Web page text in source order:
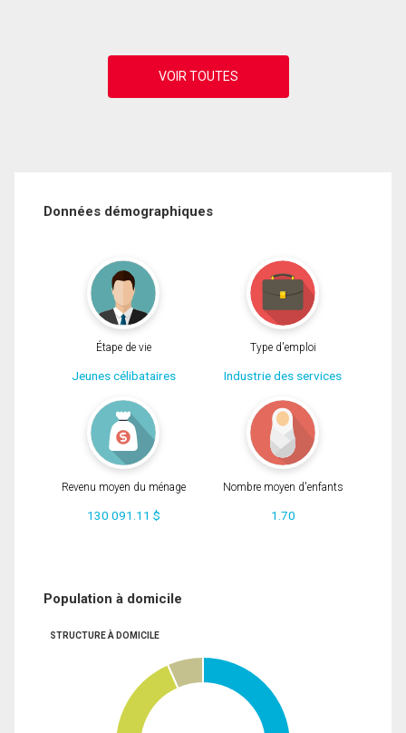
Données démographiques
Étape de vie
Jeunes célibataires
Type d'emploi
Industrie des services
Revenu moyen du ménage
130 091.11 $
Nombre moyen d'enfants
1.70
Population à domicile
STRUCTURE À DOMICILE